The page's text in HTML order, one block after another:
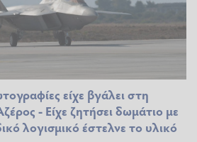
είχε βγάλει στη
- Είχε ζητήσει δωμάτιο με
λογισμικό έστελνε το υλικό